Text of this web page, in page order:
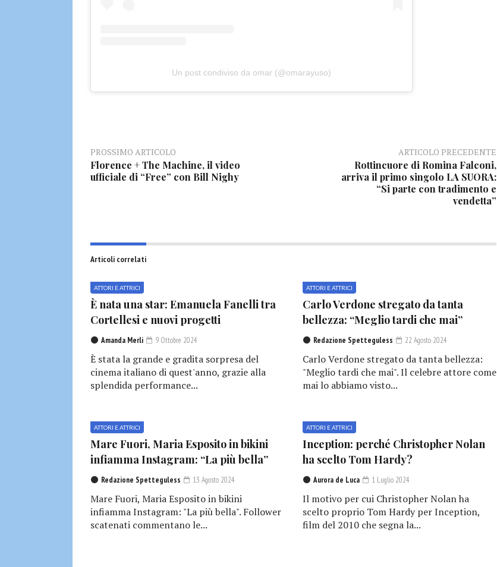
Un post condiviso da omar (@omarayuso)
PROSSIMO ARTICOLO
Florence + The Machine, il video
ufficiale di “Free” con Bill Nighy
ARTICOLO PRECEDENTE
Rottincuore di Romina Falconi,
arriva il primo singolo LA SUORA:
“Si parte con tradimento e
vendetta”
Articoli correlati
ATTORI E ATTRICI
È nata una star: Emanuela Fanelli tra
Cortellesi e nuovi progetti
Amanda Merli 9 Ottobre 2024
È stata la grande e gradita sorpresa del
cinema italiano di quest'anno, grazie alla
splendida performance...
ATTORI E ATTRICI
Carlo Verdone stregato da tanta
bellezza: “Meglio tardi che mai”
Redazione Spetteguless 22 Agosto 2024
Carlo Verdone stregato da tanta bellezza:
"Meglio tardi che mai". Il celebre attore come
mai lo abbiamo visto...
ATTORI E ATTRICI
Mare Fuori, Maria Esposito in bikini
infiamma Instagram: “La più bella”
Redazione Spetteguless 13 Agosto 2024
Mare Fuori, Maria Esposito in bikini
infiamma Instagram: "La più bella". Follower
scatenati commentano le...
ATTORI E ATTRICI
Inception: perché Christopher Nolan
ha scelto Tom Hardy?
Aurora de Luca 1 Luglio 2024
Il motivo per cui Christopher Nolan ha
scelto proprio Tom Hardy per Inception,
film del 2010 che segna la...